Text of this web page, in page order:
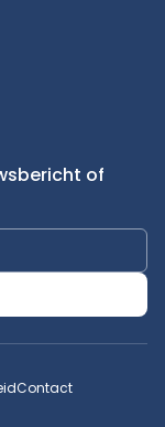
of
Contact